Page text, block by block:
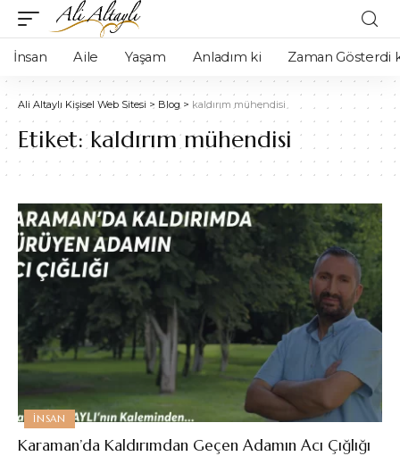
İnsan Aile Yaşam Anladım ki Zaman Gösterdi
Ali Altaylı Kişisel Web Sitesi > Blog> kaldırım mühendisi
Etiket:kaldırım mühendisi
İNSAN
Karaman’da Kaldırımdan Geçen Adamın Acı Çığlığı